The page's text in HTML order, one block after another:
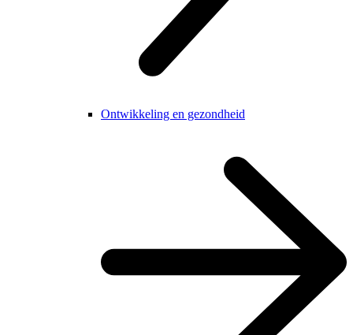
Ontwikkeling en gezondheid